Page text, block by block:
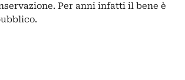
Per anni infatti il bene è